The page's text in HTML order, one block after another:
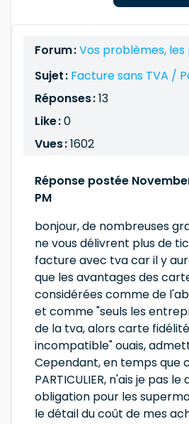
Forum :Vos problèmes,
Sujet : Facture sans TVA /
Réponses :13
Like :0
Vues :1602
Réponse postée
PM
bonjour, de nombreuses
ne vous délivrent plus de
facture avec tva car il y
que les avantages des
considérées comme de
et comme "seuls les
de la tva, alors carte
incompatible" ouais,
Cependant, en temps que
PARTICULIER, n'ais je pas
obligation pour les
le détail du coût de mes